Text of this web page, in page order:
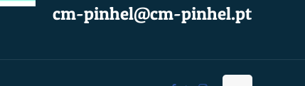
cm-pinhel@cm-pinhel.pt